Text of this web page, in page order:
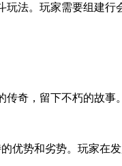
玩法。玩家需要组建
奇，留下不朽的故
优势和劣势。玩家在